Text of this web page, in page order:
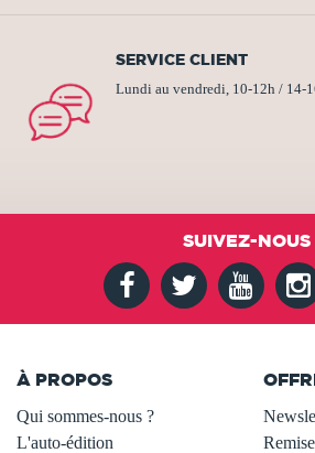
SERVICE CLIENT
Lundi au vendredi, 10-12h / 14-
SUIVEZ-NOUS
À PROPOS
Qui sommes-nous ?
L'auto-édition